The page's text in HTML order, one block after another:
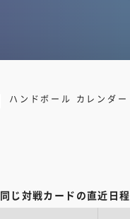
同じ対戦カードの直近日程
ハンドボール カレンダー